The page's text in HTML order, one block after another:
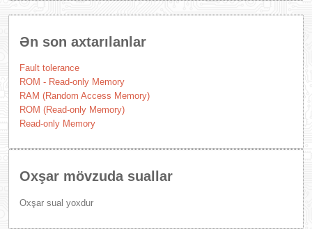
Ən son axtarılanlar
Fault tolerance
ROM - Read-only Memory
RAM (Random Access Memory)
ROM (Read-only Memory)
Read-only Memory
Oxşar mövzuda suallar
Oxşar sual yoxdur